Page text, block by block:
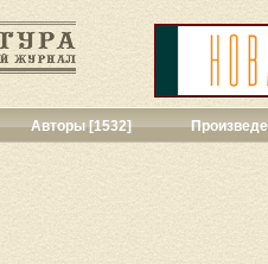
Авторы [1532]